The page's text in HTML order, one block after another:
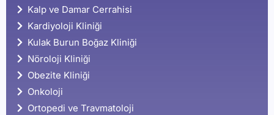
Kalp ve Damar Cerrahisi
Kardiyoloji Kliniği
Kulak Burun Boğaz Kliniği
Nöroloji Kliniği
Obezite Kliniği
Onkoloji
Ortopedi ve Travmatoloji